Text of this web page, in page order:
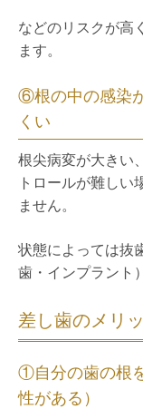
などのリスクが高
ます。
⑥根の中の感染
くい
根尖病変が大きい
トロールが難しい
ません。
状態によっては抜
歯・インプラント
差し歯のメリ
①自分の歯の根
性がある）